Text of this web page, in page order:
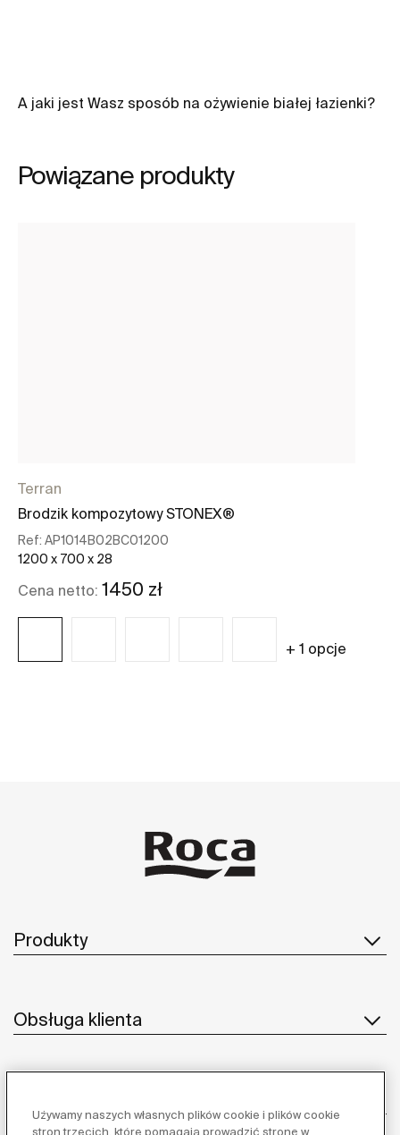
A jaki jest Wasz sposób na ożywienie białej łazienki?
Powiązane produkty
Terran
Brodzik kompozytowy STONEX®
Ref: AP1014B02BC01200
1200 x 700 x 28
Cena netto: 1450 zł
+ 1 opcje
Produkty
Obsługa klienta
Używamy naszych własnych plików cookie i plików cookie
stron trzecich, które pomagają prowadzić stronę w